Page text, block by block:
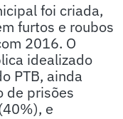
foi criada,
furtos e roubos
2016. O
idealizado
PTB, ainda
de prisões
e